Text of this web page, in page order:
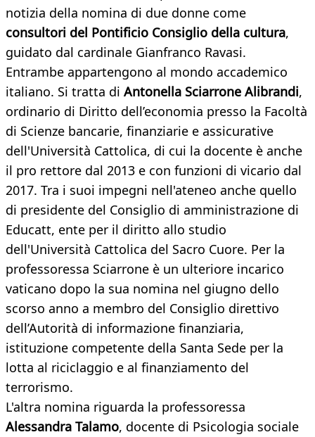
notizia della nomina di due donne come
consultori del Pontificio Consiglio della cultura,
guidato dal cardinale Gianfranco Ravasi.
Entrambe appartengono al mondo accademico
italiano. Si tratta di Antonella Sciarrone Alibrandi,
ordinario di Diritto dell’economia presso la Facoltà
di Scienze bancarie, finanziarie e assicurative
dell'Università Cattolica, di cui la docente è anche
il pro rettore dal 2013 e con funzioni di vicario dal
2017. Tra i suoi impegni nell'ateneo anche quello
di presidente del Consiglio di amministrazione di
Educatt, ente per il diritto allo studio
dell'Università Cattolica del Sacro Cuore. Per la
professoressa Sciarrone è un ulteriore incarico
vaticano dopo la sua nomina nel giugno dello
scorso anno a membro del Consiglio direttivo
dell’Autorità di informazione finanziaria,
istituzione competente della Santa Sede per la
lotta al riciclaggio e al finanziamento del
terrorismo.
L'altra nomina riguarda la professoressa
Alessandra Talamo, docente di Psicologia sociale